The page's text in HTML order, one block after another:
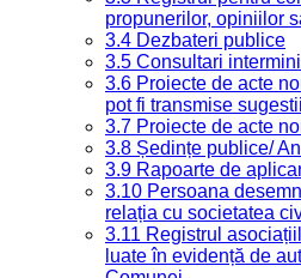
propunerilor, opiniilor
3.4 Dezbateri publice
3.5 Consultari
3.6 Proiecte de acte
pot fi transmise sugestii
3.7 Proiecte de acte
3.8 Ședințe publice/
3.9 Rapoarte de
3.10 Persoana
relația cu societatea
3.11 Registrul
luate în evidență de